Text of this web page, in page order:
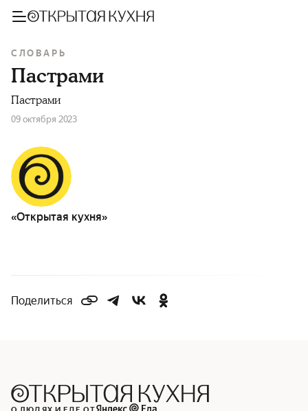
СЛОВАРЬ
Пастрами
Пастрами
09 октября 2023
«Открытая кухня»
Поделиться